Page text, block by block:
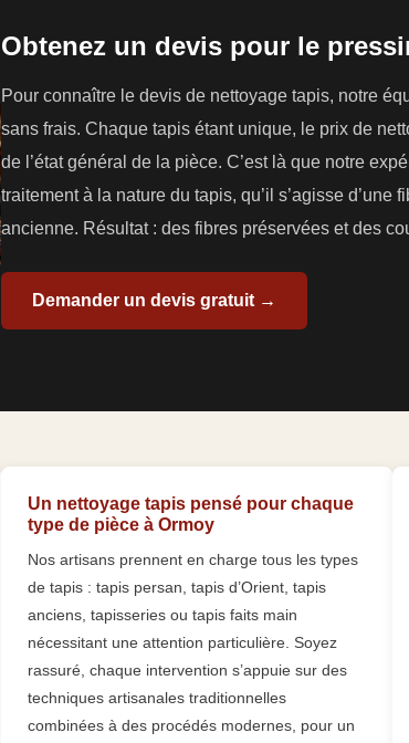
Obtenez un devis pour le
Pour connaître le devis de nettoyage tapis, notre
sans frais. Chaque tapis étant unique, le prix de
de l’état général de la pièce. C’est là que notre
traitement à la nature du tapis, qu’il s’agisse d’une
ancienne. Résultat : des fibres préservées et des
Demander un devis gratuit →
Un nettoyage tapis pensé pour chaque
type de pièce à Ormoy
Nos artisans prennent en charge tous les types
de tapis : tapis persan, tapis d’Orient, tapis
anciens, tapisseries ou tapis faits main
nécessitant une attention particulière. Soyez
rassuré, chaque intervention s’appuie sur des
techniques artisanales traditionnelles
combinées à des procédés modernes, pour un